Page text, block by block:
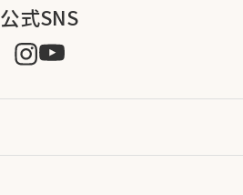
公式SNS